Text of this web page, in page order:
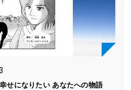
せになりたい あなたへの物語